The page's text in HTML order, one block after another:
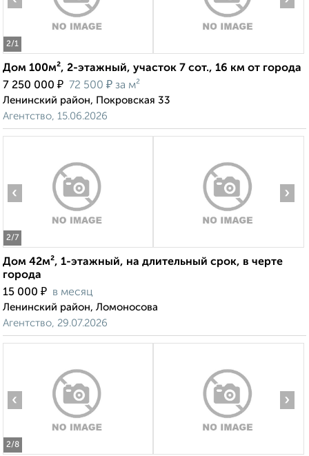
2/1
Дом 100м², 2-этажный, участок 7 сот., 16 км от города
7 250 000 ₽ 72 500 ₽ за м²
Ленинский район, Покровская 33
Агентство, 15.06.2026
2/7
‹ ›
Дом 42м², 1-этажный, на длительный срок, в черте
города
15 000 ₽ в месяц
Ленинский район, Ломоносова
Агентство, 29.07.2026
2/8
‹ ›